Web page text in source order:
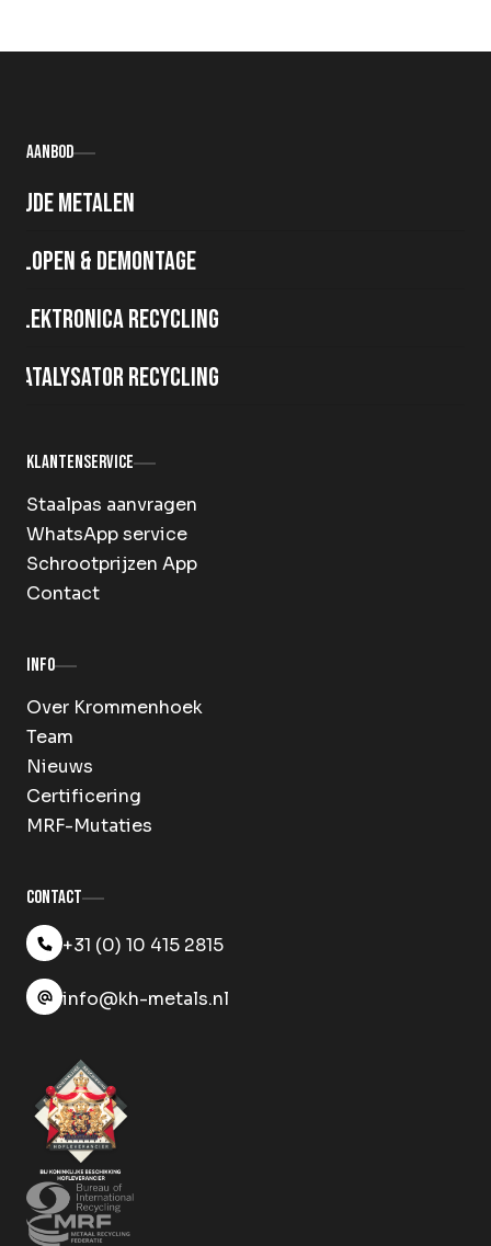
Aanbod
Oude metalen
Slopen & demontage
Elektronica recycling
Katalysator recycling
Klantenservice
Staalpas aanvragen
WhatsApp service
Schrootprijzen App
Contact
Info
Over Krommenhoek
Team
Nieuws
Certificering
MRF-Mutaties
Contact
+31 (0) 10 415 2815
info@kh-metals.nl